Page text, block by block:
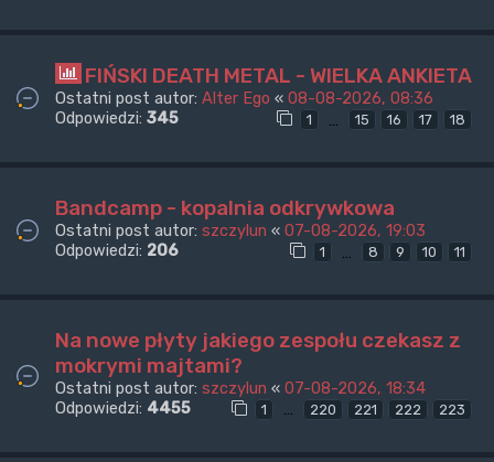
FIŃSKI DEATH METAL - WIELKA ANKIETA
Ostatni post autor: Alter Ego « 08-08-2026, 08:36
Odpowiedzi: 345 1 … 15 16 17 18
Bandcamp - kopalnia odkrywkowa
Ostatni post autor: szczylun « 07-08-2026, 19:03
Odpowiedzi: 206 1 8 9 10 11
Na nowe płyty jakiego zespołu czekasz z
mokrymi majtami?
Ostatni post autor: szczylun « 07-08-2026, 18:34
Odpowiedzi: 4455 1 … 220 221 222 223